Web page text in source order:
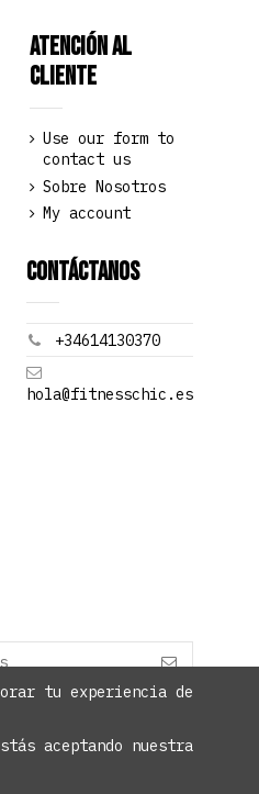
Add to cart
Atención al
Cliente
Use our form to
contact us
Sobre Nosotros
My account
Contáctanos
+34614130370
hola@fitnesschic.es
tu experiencia de
aceptando nuestra